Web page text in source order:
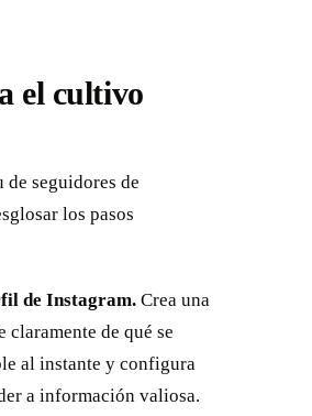
el cultivo
de seguidores de
los pasos
de Instagram. Crea una
de qué se
al instante y configura
a información valiosa.